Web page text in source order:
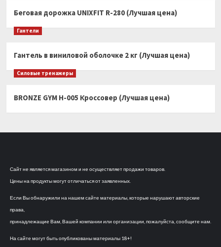
Беговая дорожка UNIXFIT R-280 (Лучшая цена)
Гантели
Гантель в виниловой оболочке 2 кг (Лучшая цена)
Силовые тренажеры
BRONZE GYM H-005 Кроссовер (Лучшая цена)
Сайт не является магазином и не осуществляет продажи товаров.
Цены на продукты могут отличаться от заявленных.
Если Вы обнаружили на нашем сайте материалы, которые нарушают авторские
права,
принадлежащие Вам, Вашей компании или организации, пожалуйста, сообщите нам.
На сайте могут быть опубликованы материалы 18+!